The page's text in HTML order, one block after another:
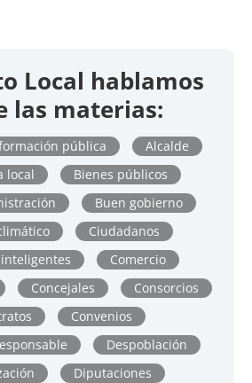
Local hablamos
las materias:
pública
Alcalde
local
Bienes públicos
Buen gobierno
Ciudadanos
Comercio
Concejales
Consorcios
Convenios
Despoblación
Diputaciones